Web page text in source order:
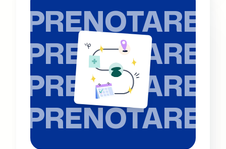
PRENOTARE
PRENOTARE
PRENOTARE
PRENOTARE